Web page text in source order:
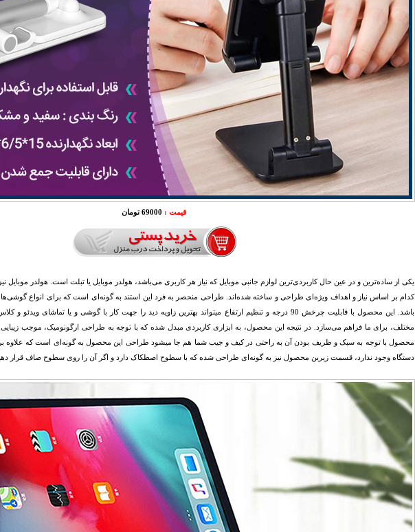
قیمت : 69000 تومان
یکی از ساده‌ترین و در عین حال کاربردی‌ترین لوازم جانبی موبایل که نیاز هر کاربری می‌باشد، هولدر موبایل یا تبلت است. هولدر موبایل
کدام بر اساس نیاز و اهداف ویژه‌ای طراحی و ساخته شده‌اند. طراحی منحصر به فرد این استند به گونه‌ای است که برای انواع
باشد. این محصول با قابلیت چرخش 90 درجه و تنظیم ارتفاع میتواند بهترین زاویه دید را جهت کار با گوشی و یا تماشای
مختلف، برای ما فراهم می‌سازد. در نتیجه این محصول، به ابزاری کاربردی مبدل شده که با توجه به طراحی ارگونومیک، موجب
محصول با توجه به سبک و ظریف بودن آن به راحتی در کیف و جیب شما هم جا میشود طراحی این محصول به گونه‌ای است که علاوه بر
دستگاه وجود ندارد، قسمت زیرین محصول نیز به گونه‌ای طراحی شده که با سطوح اصطکاک دارد و اگر آن را روی سطوح صاف قرار